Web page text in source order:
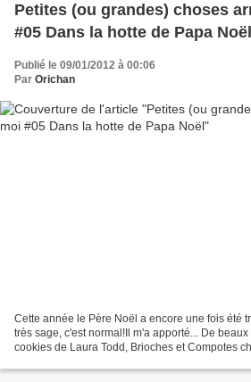
Petites (ou grandes) choses
#05 Dans la hotte de Papa Noël
Publié le 09/01/2012 à 00:06
Par Orichan
Cette année le Père Noël a encore une fois été
très sage, c'est normal!Il m'a apporté... De
cookies de Laura Todd, Brioches et Compotes